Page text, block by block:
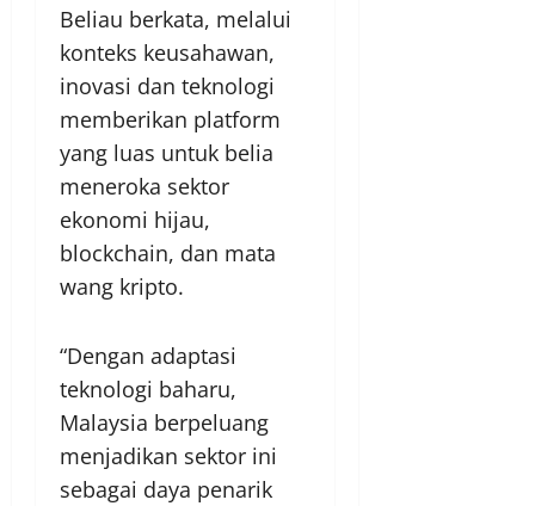
Beliau berkata, melalui
konteks keusahawan,
inovasi dan teknologi
memberikan platform
yang luas untuk belia
meneroka sektor
ekonomi hijau,
blockchain, dan mata
wang kripto.
“Dengan adaptasi
teknologi baharu,
Malaysia berpeluang
menjadikan sektor ini
sebagai daya penarik